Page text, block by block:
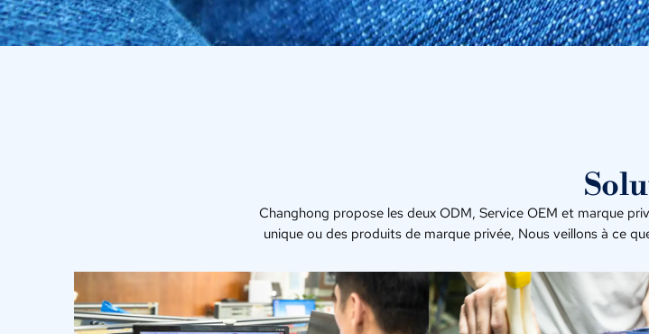
Changhong propose les deux ODM, Service OEM et marque
unique ou des produits de marque privée, Nous veillons à ce